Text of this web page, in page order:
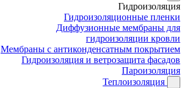
Гидроизоляция
Гидроизоляционные пленки
Диффузионные мембраны для
гидроизоляции кровли
Мембраны с антиконденсатным покрытием
Гидроизоляция и ветрозащита фасадов
Пароизоляция
Теплоизоляция